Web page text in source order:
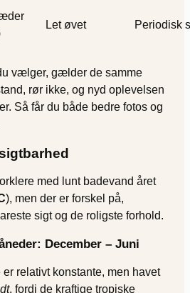
Let øvet Periodisk
vælger, gælder de samme
rør ikke, og nyd oplevelsen
Så får du både bedre fotos og
med lunt badevand året
), men der er forskel på,
sigt og de roligste forhold.
December – Juni
relativt konstante, men havet
, fordi de kraftige tropiske